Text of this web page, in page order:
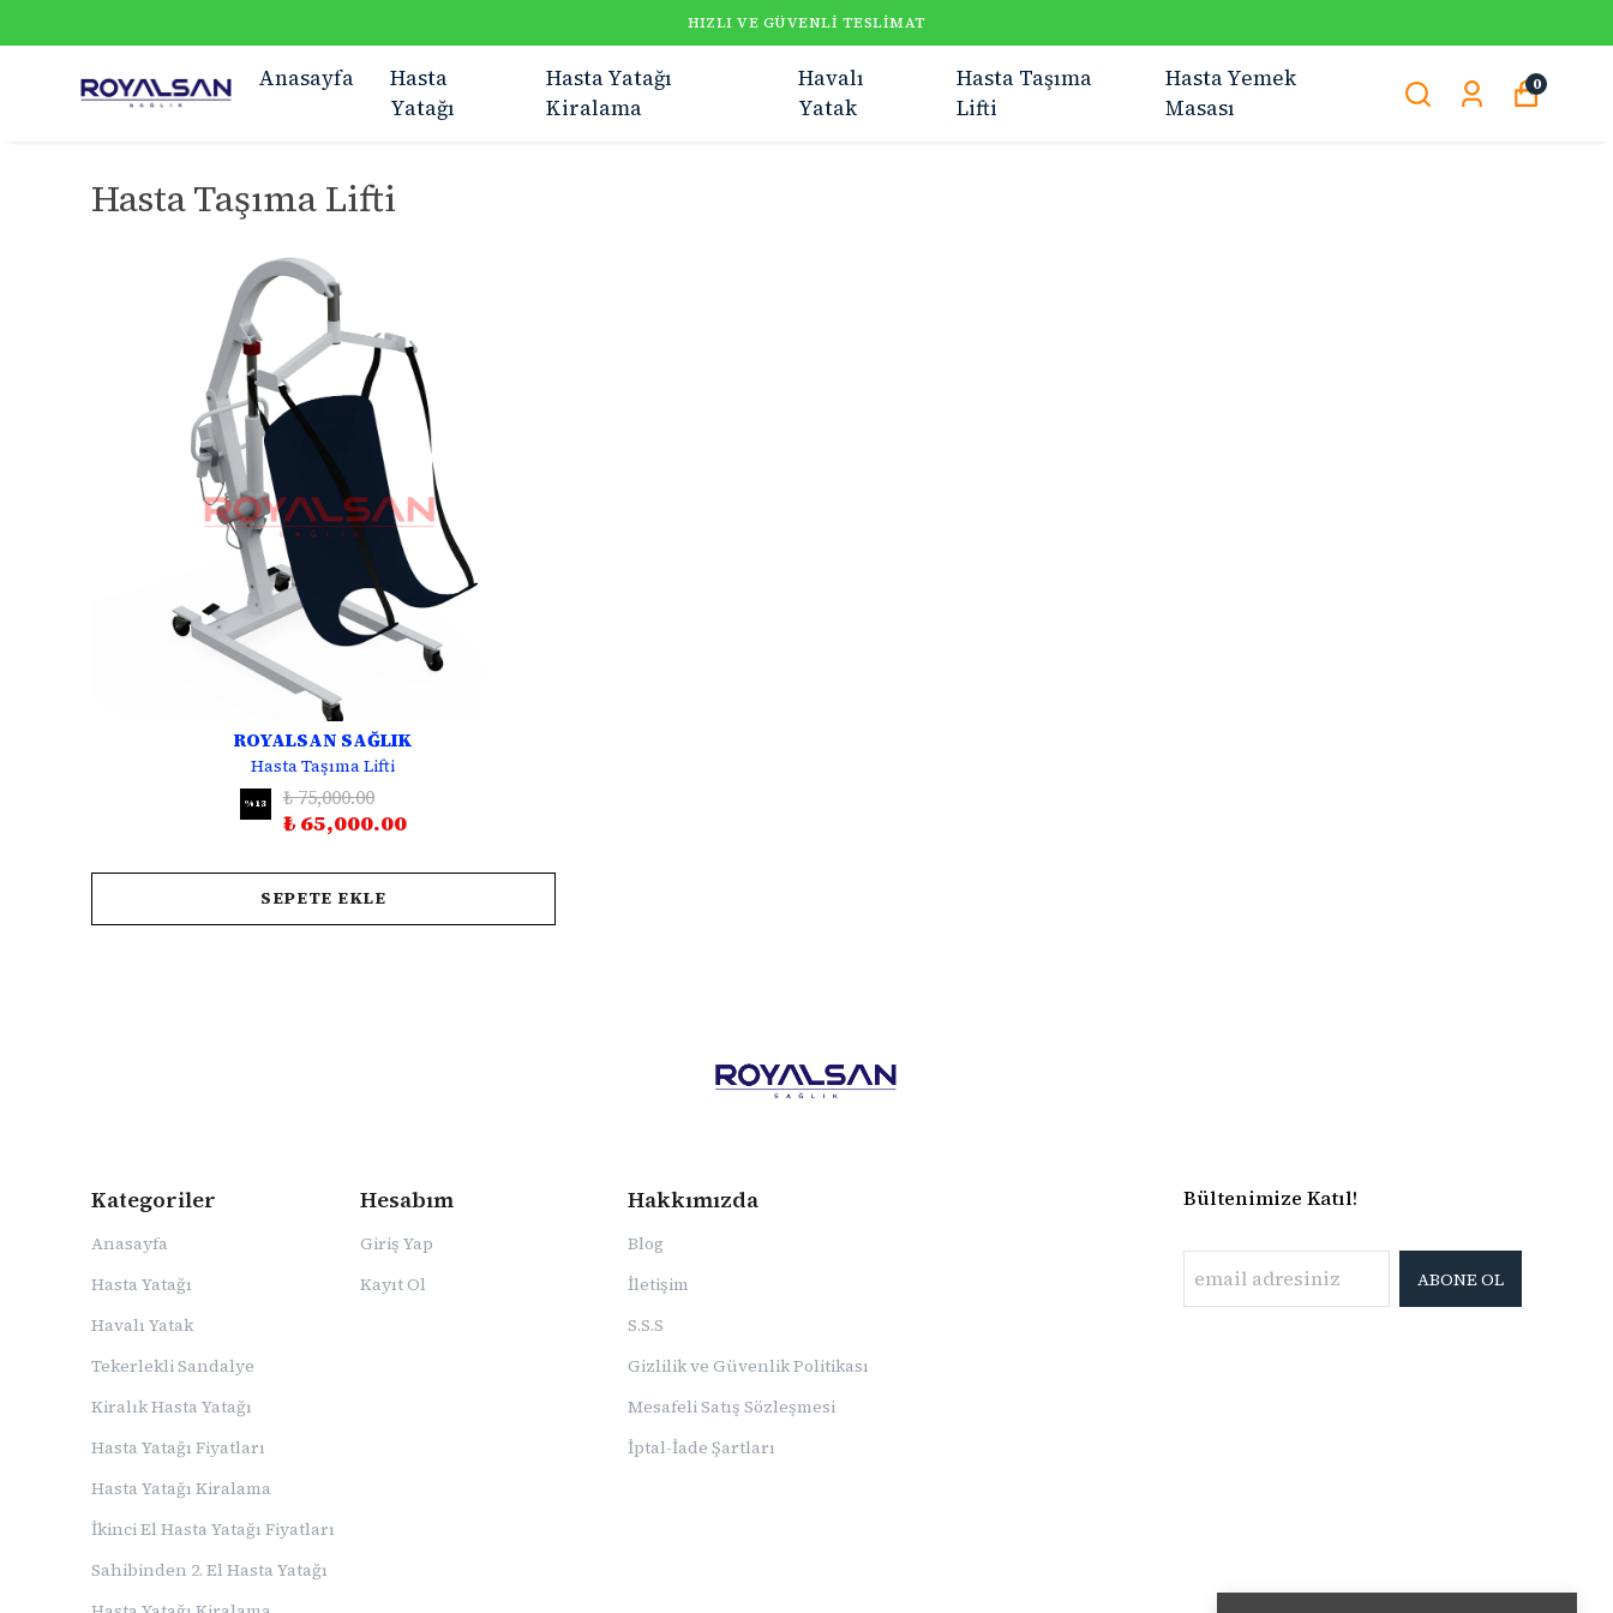
HIZLI VE GÜVENLI TESLIMAT
Anasayfa
Hasta
Yatağı
Hasta Yatağı
Kiralama
Havalı
Yatak
Hasta Taşıma
Lifti
Hasta Yemek
Masası
0
Hasta Taşıma Lifti
ROYALSAN SAĞLIK
Hasta Taşıma Lifti
%13 ₺ 75,000.00
₺ 65,000.00
SEPETE EKLE
Kategoriler
Anasayfa
Hasta Yatağı
Havalı Yatak
Tekerlekli Sandalye
Kiralık Hasta Yatağı
Hasta Yatağı Fiyatları
Hasta Yatağı Kiralama
İkinci El Hasta Yatağı Fiyatları
Sahibinden 2. El Hasta Yatağı
Hesabım
Giriş Yap
Kayıt Ol
Hakkımızda
Blog
İletişim
S.S.S
Gizlilik ve Güvenlik Politikası
Mesafeli Satış Sözleşmesi
İptal-İade Şartları
Bültenimize Katıl!
ABONE OL